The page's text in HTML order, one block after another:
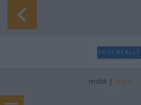
SÜTI
mobil | teljes